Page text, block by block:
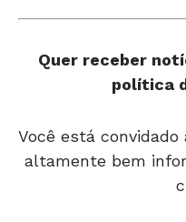
Quer receber
política
Você está
altamente bem